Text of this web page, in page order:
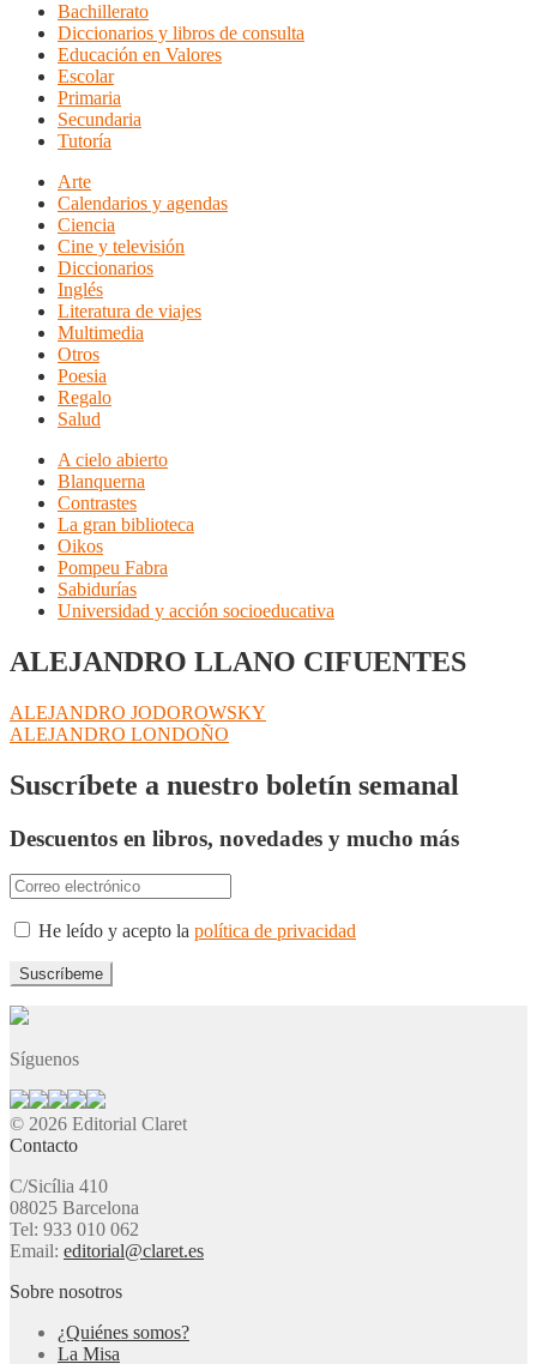
Bachillerato
Diccionarios y libros de consulta
Educación en Valores
Escolar
Primaria
Secundaria
Tutoría
Arte
Calendarios y agendas
Ciencia
Cine y televisión
Diccionarios
Inglés
Literatura de viajes
Multimedia
Otros
Poesia
Regalo
Salud
A cielo abierto
Blanquerna
Contrastes
La gran biblioteca
Oikos
Pompeu Fabra
Sabidurías
Universidad y acción socioeducativa
ALEJANDRO LLANO CIFUENTES
Navegación
de
entradas
Anterior:
ALEJANDRO JODOROWSKY
Siguiente:
ALEJANDRO LONDOÑO
Suscríbete a nuestro boletín semanal
Descuentos en libros, novedades y mucho más
He leído y acepto la política de privacidad
Síguenos
© 2026 Editorial Claret
Contacto
C/Sicília 410
08025 Barcelona
Tel: 933 010 062
Email: editorial@claret.es
Sobre nosotros
¿Quiénes somos?
La Misa